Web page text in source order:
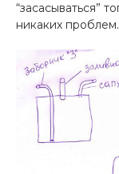
“засасываться”
никаких проблем.